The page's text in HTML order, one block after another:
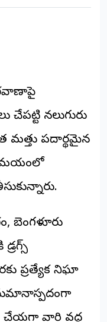
రవాణాపై
చేపట్టి నలుగురు
మత్తు పదార్థమైన
సమయంలో
బెంగళూరు
ప్రత్యేక నిఘా
చేయగా వారి వద్ద